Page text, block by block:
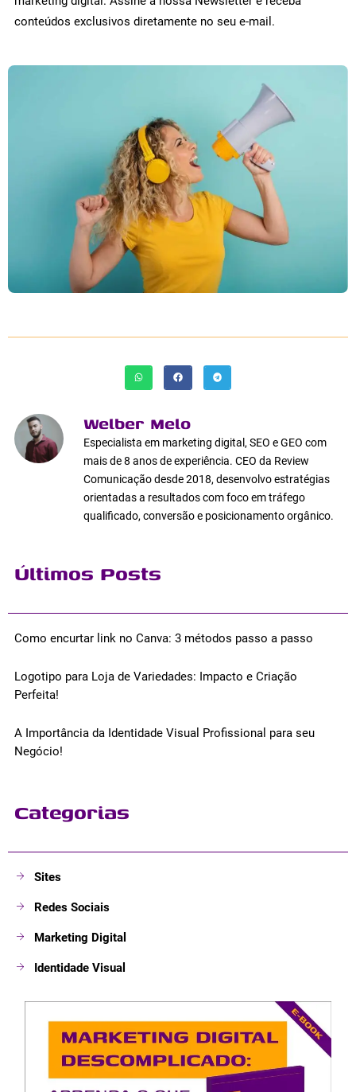
conteúdos exclusivos diretamente no seu e-mail.
Welber Melo
Especialista em marketing digital, SEO e GEO com
mais de 8 anos de experiência. CEO da Review
Comunicação desde 2018, desenvolvo estratégias
orientadas a resultados com foco em tráfego
qualificado, conversão e posicionamento orgânico.
Últimos Posts
Como encurtar link no Canva: 3 métodos passo a passo
Logotipo para Loja de Variedades: Impacto e Criação
Perfeita!
A Importância da Identidade Visual Profissional para seu
Negócio!
Categorias
Sites
Redes Sociais
Marketing Digital
Identidade Visual